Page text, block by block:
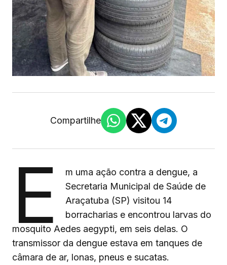
Compartilhe
E
m uma ação contra a dengue, a
Secretaria Municipal de Saúde de
Araçatuba (SP) visitou 14
borracharias e encontrou larvas do
mosquito Aedes aegypti, em seis delas. O
transmissor da dengue estava em tanques de
câmara de ar, lonas, pneus e sucatas.